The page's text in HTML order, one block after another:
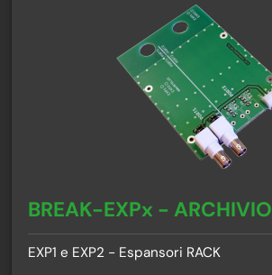
BREAK-EXPx - ARCHIVIO
EXP1 e EXP2 - Espansori RACK